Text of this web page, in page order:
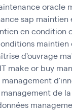
oracle
sap maintien
en condition
maintien
d'ouvrage
make or buy
management
management de